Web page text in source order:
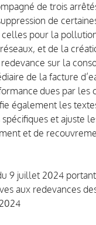
de trois
de
pour la
et de la
sur la
de la facture
dues par les
également les
et ajuste
et de
9 juillet 2024
aux redevances